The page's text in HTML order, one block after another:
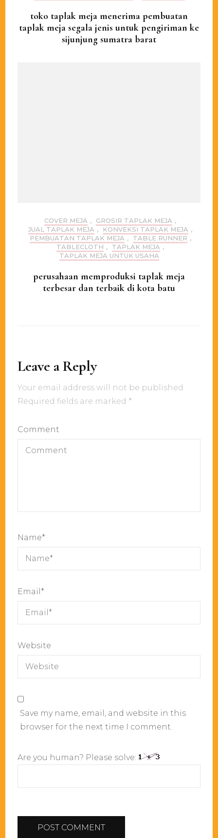
toko taplak meja menerima pembuatan
taplak meja segala jenis untuk pengiriman ke
sijunjung sumatra barat
COVER MEJA , GROSIR TAPLAK MEJA ,
JUAL TAPLAK MEJA , KONVEKSI TAPLAK MEJA ,
PEMBUATAN TAPLAK MEJA , TABLE RUNNER ,
TABLECLOTH , TAPLAK MEJA ,
TAPLAK MEJA UNTUK USAHA
perusahaan memproduksi taplak meja
terbesar dan terbaik di kota batu
Leave a Reply
Your email address will not be published.
Required fields are marked *
Comment
Name*
Email *
Website
Save my name, email, and website in this
browser for the next time I comment.
Are you human? Please solve: